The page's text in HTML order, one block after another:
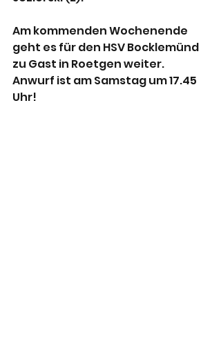
Am kommenden Wochenende
geht es für den HSV Bocklemünd
zu Gast in Roetgen weiter.
Anwurf ist am Samstag um 17.45
Uhr!